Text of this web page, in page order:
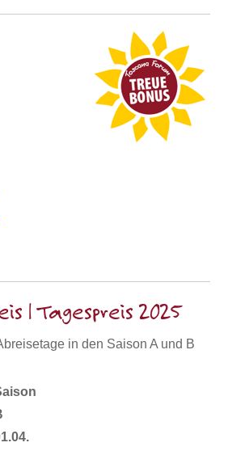
| Tagespreis 2025
in den Saison A und B